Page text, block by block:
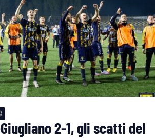
2-1, gli scatti del